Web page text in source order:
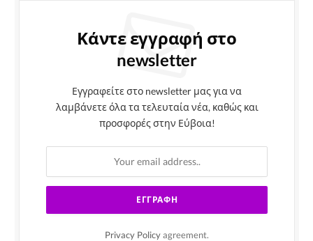
Κάντε εγγραφή στο
newsletter
Εγγραφείτε στο newsletter μας για να
λαμβάνετε όλα τα τελευταία νέα, καθώς και
προσφορές στην Εύβοια!
Privacy Policy agreement.